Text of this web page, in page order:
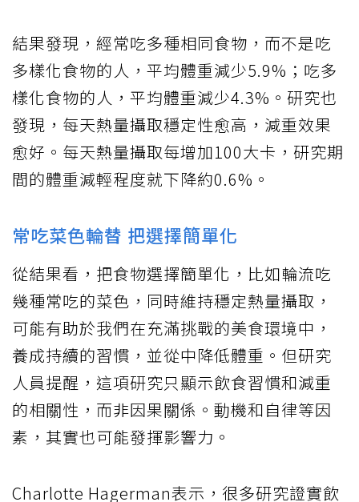
結果發現，經常吃多種相同食物，而不是吃
多樣化食物的人，平均體重減少5.9%；吃多
樣化食物的人，平均體重減少4.3%。研究也
發現，每天熱量攝取穩定性愈高，減重效果
愈好。每天熱量攝取每增加100大卡，研究期
間的體重減輕程度就下降約0.6%。
常吃菜色輪替 把選擇簡單化
從結果看，把食物選擇簡單化，比如輪流吃
幾種常吃的菜色，同時維持穩定熱量攝取，
可能有助於我們在充滿挑戰的美食環境中，
養成持續的習慣，並從中降低體重。但研究
人員提醒，這項研究只顯示飲食習慣和減重
的相關性，而非因果關係。動機和自律等因
素，其實也可能發揮影響力。
Charlotte Hagerman表示，很多研究證實飲